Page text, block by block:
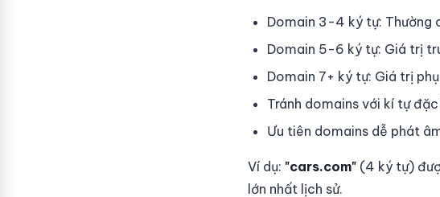
Domain 3-4 ký tự: Thường
Domain 5-6 ký tự: Giá trị
Domain 7+ ký tự: Giá trị
Tránh domains với kí tự
Ưu tiên domains dễ phát
Ví dụ: "cars.com" (4 ký tự)
lớn nhất lịch sử.